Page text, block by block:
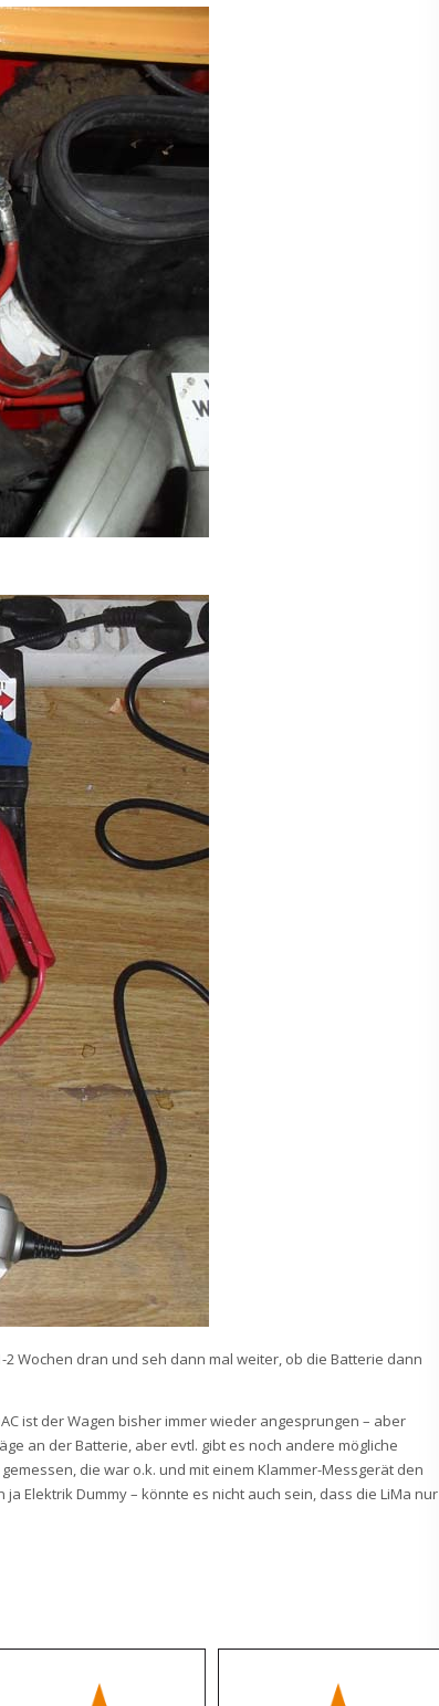
Wochen dran und seh dann mal weiter, ob die Batterie dann
ist der Wagen bisher immer wieder angesprungen – aber
an der Batterie, aber evtl. gibt es noch andere mögliche
die war o.k. und mit einem Klammer-Messgerät den
Elektrik Dummy – könnte es nicht auch sein, dass die LiMa nur